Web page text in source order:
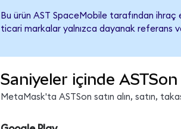
Bu ürün AST SpaceMobile tarafından
ticari markalar yalnızca dayanak referans
Saniyeler içinde
MetaMask'ta ASTSon satın alın, satın,